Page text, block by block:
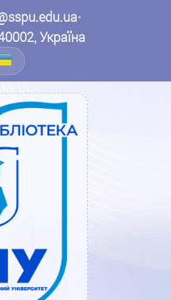
•
Україна